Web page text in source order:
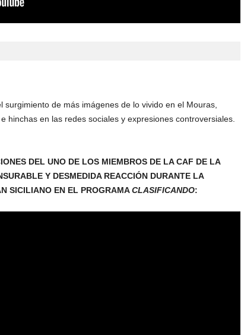
de más imágenes de lo vivido en el Mouras,
hinchas en las redes sociales y expresiones controversiales.
DEL UNO DE LOS MIEMBROS DE LA CAF DE LA
Y DESMEDIDA REACCIÓN DURANTE LA
SICILIANO EN EL PROGRAMACLASIFICANDO: